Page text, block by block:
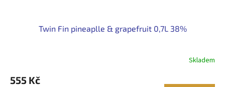
Twin Fin pineaplle & grapefruit 0,7L 38%
Skladem
555 Kč